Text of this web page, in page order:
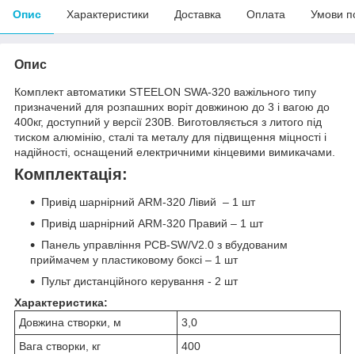
Опис Характеристики Доставка Оплата Умови
Опис
Комплект автоматики STEELON SWA-320 важільного типу
призначений для розпашних воріт довжиною до 3 і вагою до
400кг, доступний у версії 230В. Виготовляється з литого під
тиском алюмінію, сталі та металу для підвищення міцності і
надійності, оснащений електричними кінцевими вимикачами.
Комплектація:
Привід шарнірний ARM-320 Лівий – 1 шт
Привід шарнірний ARM-320 Правий – 1 шт
Панель управління PCB-SW/V2.0 з вбудованим
приймачем у пластиковому боксі – 1 шт
Пульт дистанційного керування - 2 шт
Характеристика:
Довжина створки, м
3,0
Вага створки, кг
400